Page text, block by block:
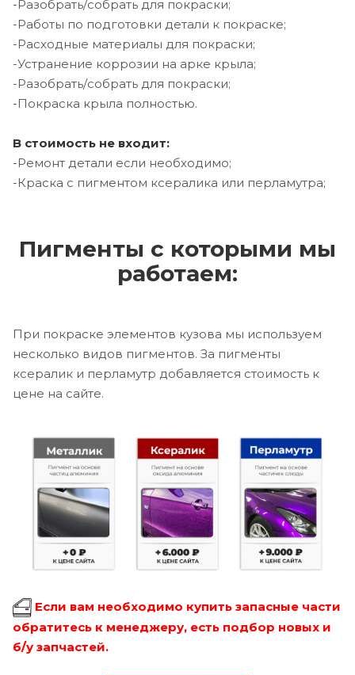
-Разобрать/собрать для покраски;
-Работы по подготовки детали к покраске;
-Расходные материалы для покраски;
-Устранение коррозии на арке крыла;
-Разобрать/собрать для покраски;
-Покраска крыла полностью.
В стоимость не входит:
-Ремонт детали если необходимо;
-Краска с пигментом ксералика или перламутра;
Пигменты с которыми мы
работаем:
При покраске элементов кузова мы используем
несколько видов пигментов. За пигменты
ксералик и перламутр добавляется стоимость к
цене на сайте.
Если вам необходимо купить запасные части
обратитесь к менеджеру, есть подбор новых и
б/у запчастей.